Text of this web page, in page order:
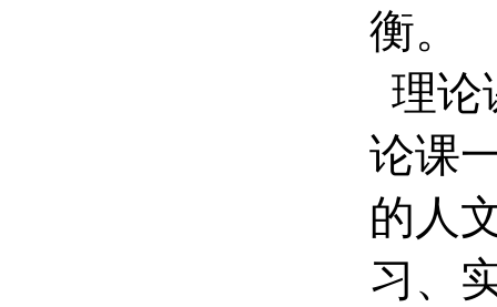
衡。
理论
论课
的人
习、